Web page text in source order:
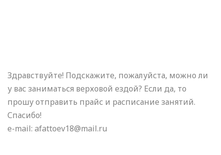
Здравствуйте! Подскажите, пожалуйста, можно ли
у вас заниматься верховой ездой? Если да, то
прошу отправить прайс и расписание занятий.
Спасибо!
e-mail: afattoev18@mail.ru